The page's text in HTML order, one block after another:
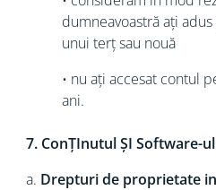
dumneavoastră ați
unui terț sau nouă
• nu ați accesat contul
ani.
7. ConȚInutul ȘI Software-
a. Drepturi de proprietate